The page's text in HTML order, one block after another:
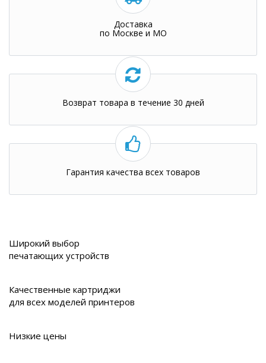
Доставка
по Москве и МО
Возврат товара в течение 30 дней
Гарантия качества всех товаров
Широкий выбор
печатающих устройств
Качественные картриджи
для всех моделей принтеров
Низкие цены